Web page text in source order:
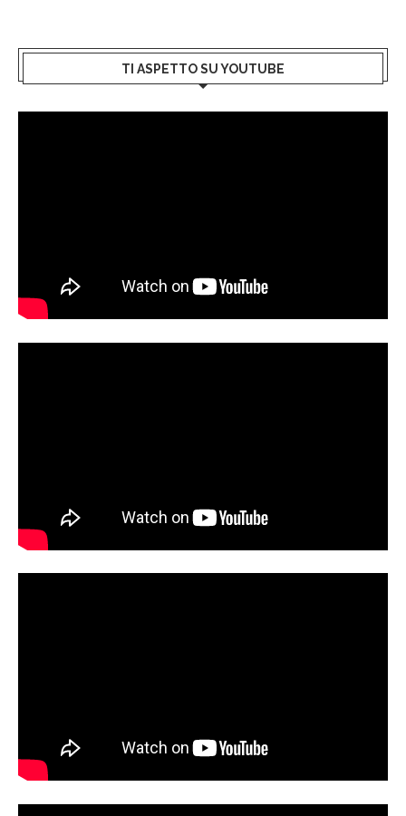
TI ASPETTO SU YOUTUBE